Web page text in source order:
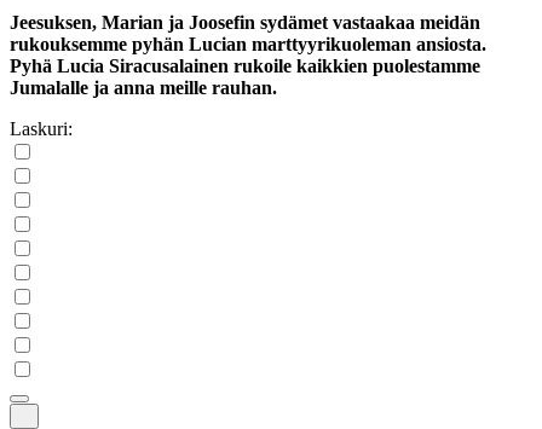
Jeesuksen, Marian ja Joosefin sydämet vastaakaa meidän
rukouksemme pyhän Lucian marttyyrikuoleman ansiosta.
Pyhä Lucia Siracusalainen rukoile kaikkien puolestamme
Jumalalle ja anna meille rauhan.
Laskuri: